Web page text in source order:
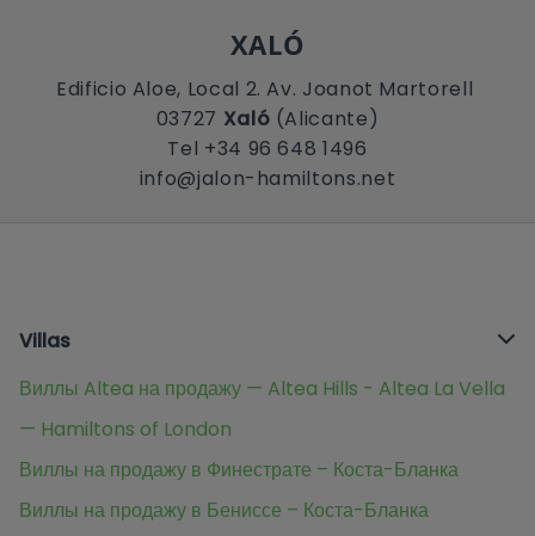
XALÓ
Edificio Aloe, Local 2. Av. Joanot Martorell
03727 Xaló (Alicante)
Tel +34 96 648 1496
info@jalon-hamiltons.net
Villas
Виллы Altea на продажу — Altea Hills - Altea La Vella
— Hamiltons of London
Виллы на продажу в Финестрате – Коста-Бланка
Виллы на продажу в Бениссе – Коста-Бланка